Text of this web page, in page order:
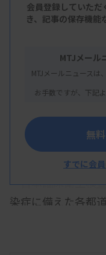
日本臨床衛生検査
染症に備えた各都
会員登録していただ
き、 記事の保存機能
MTJメール
MTJメールニュースは
お手数ですが、下記
無
すでに会